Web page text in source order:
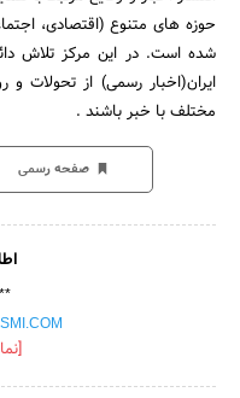
حوزه های متنوع (اقتصادی،
شده است. در این مرکز تلاش
ایران(اخبار رسمی) از تحولات
مختلف با خبر باشند .
صفحه رسمی